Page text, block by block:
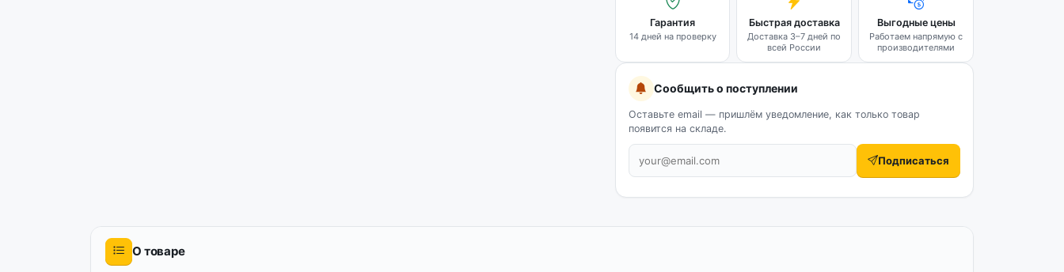
Гарантия
14 дней на проверку
Быстрая доставка
Доставка 3–7 дней по
всей России
Выгодные цены
Работаем напрямую с
производителями
Сообщить о поступлении
Оставьте email — пришлём уведомление, как только товар
появится на складе.
Подписаться
О товаре